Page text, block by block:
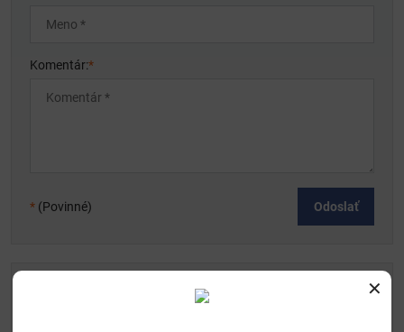
Komentár:*
* (Povinné) Odoslať
studijoon​@gmail​.com ✕